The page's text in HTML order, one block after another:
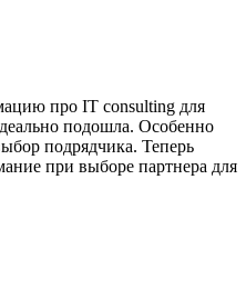
про IT consulting для
подошла. Особенно
подрядчика. Теперь
при выборе партнера для